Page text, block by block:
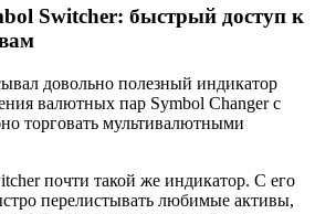
Switcher: быстрый доступ к
довольно полезный индикатор
валютных пар Symbol Changer с
торговать мультивалютными
почти такой же индикатор. С его
перелистывать любимые активы,